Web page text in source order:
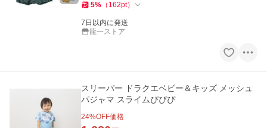
5% （ 162pt）
7日以内に発送
龍一ストア
スリーパー ドラクエベビー＆キッズ メッシュ
パジャマ スライムぴぴぴ
24%OFF価格